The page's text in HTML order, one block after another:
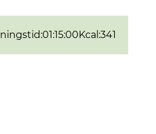
:01:15:00Kcal :341